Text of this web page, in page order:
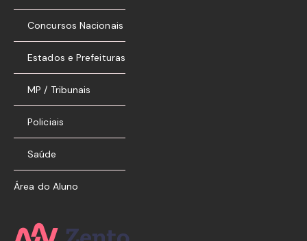
Concursos Nacionais
Estados e Prefeituras
MP / Tribunais
Policiais
Saúde
Área do Aluno